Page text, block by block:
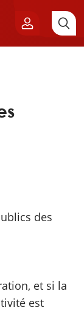
des
et si la
est